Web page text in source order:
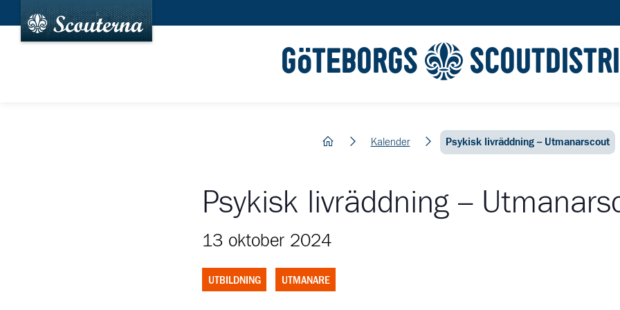
GÖTEBORGS
hem Kalender Psykisk livräddning – Utmanarscout
Psykisk livräddning –
13 oktober 2024
UTBILDNING UTMANARE